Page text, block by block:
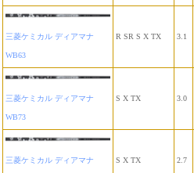
三菱ケミカル ディアマナ
WB63
R SR S X TX 3.1
三菱ケミカル ディアマナ
WB73
S X TX 3.0
三菱ケミカル ディアマナ S X TX 2.7